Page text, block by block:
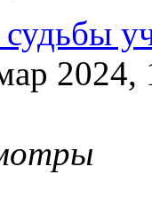
судьбы
2024,